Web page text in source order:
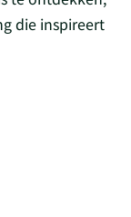
die inspireert